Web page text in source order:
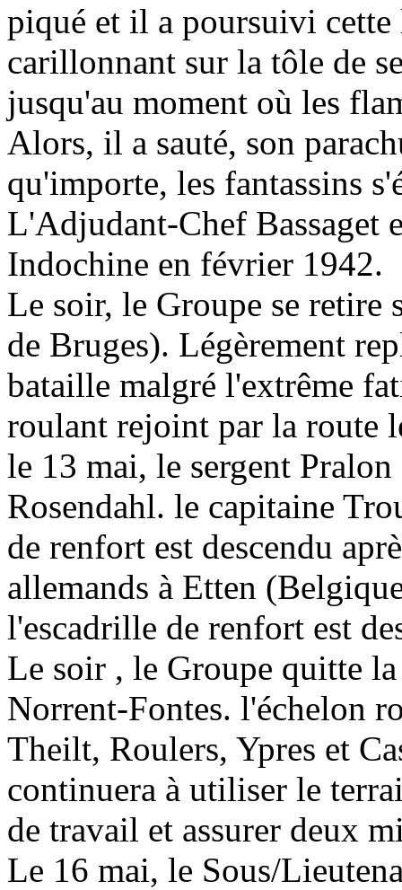
piqué et il a poursuivi
carillonnant sur la tôle de
jusqu'au moment où les
Alors, il a sauté, son
qu'importe, les fantassins
L'Adjudant-Chef Bassaget
Indochine en février 1942.
Le soir, le Groupe se retire
de Bruges). Légèrement
bataille malgré l'extrême
roulant rejoint par la route
le 13 mai, le sergent
Rosendahl. le capitaine
de renfort est descendu
allemands à Etten
l'escadrille de renfort est
Le soir , le Groupe quitte
Norrent-Fontes. l'échelon
Theilt, Roulers, Ypres et
continuera à utiliser le
de travail et assurer deux
Le 16 mai, le Sous/